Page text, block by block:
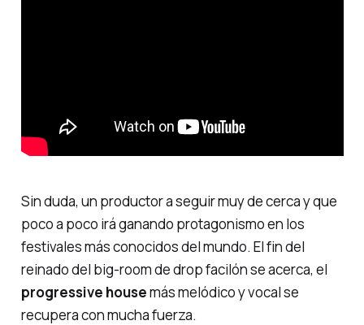
Sin duda, un productor a seguir muy de cerca y que
poco a poco irá ganando protagonismo en los
festivales más conocidos del mundo. El fin del
reinado del big-room de drop facilón se acerca, el
progressive housemás melódico y vocal se
recupera con mucha fuerza.